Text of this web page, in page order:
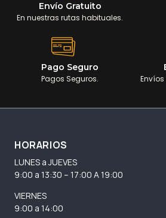
Envío Gratuito
En nuestras rutas habituales.
Pago Seguro
Pagos Seguros.
HORARIOS
LUNES a JUEVES
9:00 a 13:30 – 17:00 A 19:00
VIERNES
9:00 a 14:00